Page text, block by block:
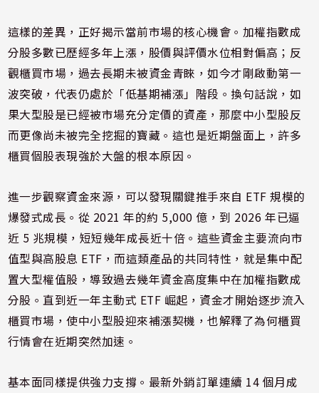
這樣的差異，正好揭示當前市場的核心機會。加權指數成
分股多數已歷經多年上漲，股價與評價水位相對偏高；反
觀櫃買市場，過去長期未被資金青睞，如今才剛啟動第一
波突破，代表仍處於「低基期補漲」階段。換句話說，如
果大型股是已經被市場充分定價的資產，那麼中小型股反
而更像尚未被完全挖掘的寶藏。這也是近期盤面上，許多
櫃買個股表現強於大盤的根本原因。
進一步觀察資金來源，可以發現關鍵推手來自 ETF 規模的
爆發式成長。從 2021 年的約 5,000 億，到 2026 年已逼
近 5 兆規模，短短幾年成長近十倍。這些資金主要流向市
值型與高股息 ETF，而這類產品的共同特性，就是集中配
置大型權值股，導致過去幾年資金高度集中在加權指數成
分股。直到近一年主動式 ETF 崛起，資金才開始逐步流入
櫃買市場，使中小型股迎來補漲契機，也解釋了為何櫃買
行情會在近期突然加速。
基本面同樣提供強力支撐。最新外銷訂單連續 14 個月成